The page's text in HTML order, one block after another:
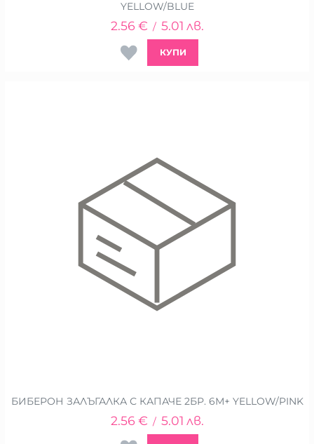
YELLOW/BLUE
2.56 € / 5.01 лв.
КУПИ
БИБЕРОН ЗАЛЪГАЛКА С КАПАЧЕ 2БР. 6М+ YELLOW/PINK
2.56 € / 5.01 лв.